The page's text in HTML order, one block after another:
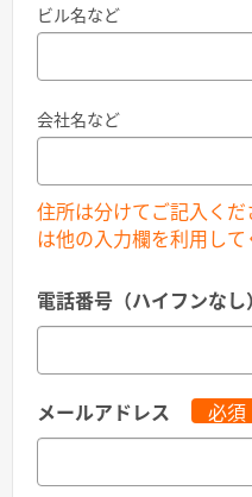
ビル名など
会社名など
住所は分けてご記入く
は他の入力欄を利用して
電話番号（ハイフンなし
メールアドレス 必須